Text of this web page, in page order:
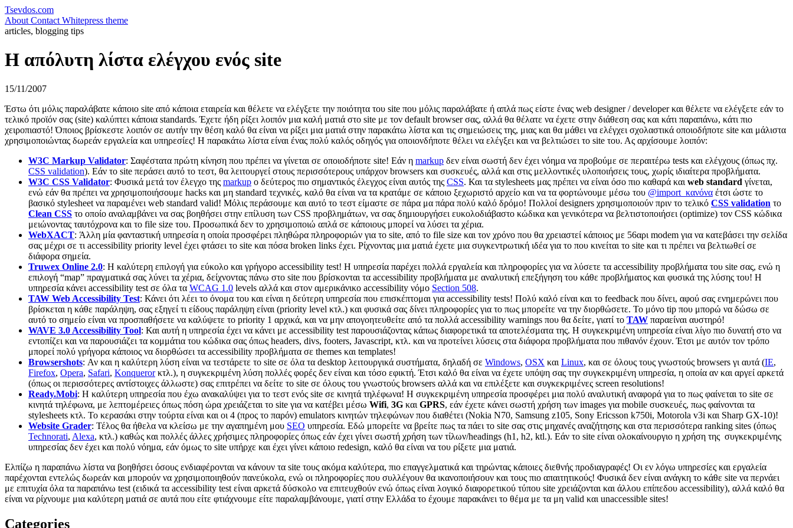
Tsevdos.com
About Contact Whitepress theme
articles, blogging tips
Η απόλυτη λίστα ελέγχου ενός site
15/11/2007
Έστω ότι μόλις παραλάβατε κάποιο site από κάποια εταιρεία και θέλετε να ελέγξετε την ποιότητα του site που μόλις παραλάβατε ή απλά πως είστε ένας web designer / developer και θέλετε να ελέγξετε εάν το
τελικό προϊόν σας (site) καλύπτει κάποια standards. Έχετε ήδη ρίξει λοιπόν μια καλή ματιά στο site με τον default browser σας, αλλά θα θέλατε να έχετε στην διάθεση σας και κάτι παραπάνω, κάτι πιο
χειροπιαστό! Όποιος βρίσκεστε λοιπόν σε αυτήν την θέση καλό θα είναι να ρίξει μια ματιά στην παρακάτω λίστα και τις σημειώσεις της, μιας και θα μάθει να ελέγχει σχολαστικά οποιοδήποτε site και μάλιστα
χρησιμοποιώντας δωρεάν εργαλεία και υπηρεσίες! Η παρακάτω λίστα είναι ένας πολύ καλός οδηγός για οποιονδήποτε θέλει να ελέγξει και να βελτιώσει το site του. Ας αρχίσουμε λοιπόν:
W3C Markup Validator: Σαφέστατα πρώτη κίνηση που πρέπει να γίνεται σε οποιοδήποτε site! Εάν η markup δεν είναι σωστή δεν έχει νόημα να προβούμε σε περαιτέρω tests και ελέγχους (όπως πχ.
CSS validation). Εάν το site περάσει αυτό το τεστ, θα λειτουργεί στους περισσότερους υπάρχον browsers και συσκευές, αλλά και στις μελλοντικές υλοποιήσεις τους, χωρίς ιδιαίτερα προβλήματα.
W3C CSS Validator: Φυσικά μετά τον έλεγχο της markup ο δεύτερος πιο σημαντικός έλεγχος είναι αυτός της CSS. Και τα stylesheets μας πρέπει να είναι όσο πιο καθαρά και web standard γίνεται,
ενώ εάν θα πρέπει να χρησιμοποιήσουμε hacks και μη standard τεχνικές, καλό θα είναι να τα κρατάμε σε κάποιο ξεχωριστό αρχείο και να τα φορτώνουμε μέσω του @import κανόνα έτσι ώστε το
βασικό stylesheet να παραμένει web standard valid! Μόλις περάσουμε και αυτό το τεστ είμαστε σε πάρα μα πάρα πολύ καλό δρόμο! Πολλοί designers χρησιμοποιούν πριν το τελικό CSS validation το
Clean CSS το οποίο αναλαμβάνει να σας βοηθήσει στην επίλυση των CSS προβλημάτων, να σας δημιουργήσει ευκολοδιάβαστο κώδικα και γενικότερα να βελτιστοποιήσει (optimize) τον CSS κώδικα
μειώνοντας ταυτόχρονα και το file size του. Προσωπικά δεν το χρησιμοποιώ απλά σε κάποιους μπορεί να λύσει τα χέρια.
WebXACT: Άλλη μία φανταστική υπηρεσία η οποία προσφέρει πληθώρα πληροφοριών για το site, από το file size και τον χρόνο που θα χρειαστεί κάποιος με 56αρι modem για να κατεβάσει την σελίδα
σας μέχρι σε τι accessibility priority level έχει φτάσει το site και πόσα broken links έχει. Ρίχνοντας μια ματιά έχετε μια συγκεντρωτική ιδέα για το που κινείται το site και τι πρέπει να βελτιωθεί σε
διάφορα σημεία.
Truwex Online 2.0: Η καλύτερη επιλογή για εύκολο και γρήγορο accessibility test! Η υπηρεσία παρέχει πολλά εργαλεία και πληροφορίες για να λύσετε τα accessibility προβλήματα του site σας, ενώ η
επιλογή “map” πραγματικά σας λύνει τα χέρια, δείχνοντας πάνω στο site που βρίσκονται τα accessibility προβλήματα με αναλυτική επεξήγηση του κάθε προβλήματος και φυσικά της λύσης του! Η
υπηρεσία κάνει accessibility test σε όλα τα WCAG 1.0 levels αλλά και στον αμερικάνικο accessibility νόμο Section 508.
TAW Web Accessibility Test: Κάνει ότι λέει το όνομα του και είναι η δεύτερη υπηρεσία που επισκέπτομαι για accessibility tests! Πολύ καλό είναι και το feedback που δίνει, αφού σας ενημερώνει που
βρίσκεται η κάθε παράληψη, σας εξηγεί τι είδους παράληψη είναι (priority level κτλ.) και φυσικά σας δίνει πληροφορίες για το πως μπορείτε να την διορθώσετε. Το μόνο tip που μπορώ να δώσω σε
αυτό το σημείο είναι να προσπαθήσετε να καλύψετε το priority 1 αρχικά, και να μην απογοητευθείτε από τα πολλά accessibility warnings που θα δείτε, γιατί το TAW παραείναι αυστηρό!
WAVE 3.0 Accessibility Tool: Και αυτή η υπηρεσία έχει να κάνει με accessibility test παρουσιάζοντας κάπως διαφορετικά τα αποτελέσματα της. Η συγκεκριμένη υπηρεσία είναι λίγο πιο δυνατή στο να
εντοπίζει και να παρουσιάζει τα κομμάτια του κώδικα σας όπως headers, divs, footers, Javascript, κτλ. και να προτείνει λύσεις στα διάφορα προβλήματα που πιθανόν έχουν. Έτσι με αυτόν τον τρόπο
μπορεί πολύ γρήγορα κάποιος να διορθώσει τα accessibility προβλήματα σε themes και templates!
Browsershots: Αν και η καλύτερη λύση είναι να τεστάρετε το site σε όλα τα desktop λειτουργικά συστήματα, δηλαδή σε Windows, OSX και Linux, και σε όλους τους γνωστούς browsers γι αυτά (IE,
Firefox, Opera, Safari, Konquerorκτλ.), η συγκεκριμένη λύση πολλές φορές δεν είναι και τόσο εφικτή. Έτσι καλό θα είναι να έχετε υπόψη σας την συγκεκριμένη υπηρεσία, η οποία αν και αργεί αρκετά
(όπως οι περισσότερες αντίστοιχες άλλωστε) σας επιτρέπει να δείτε το site σε όλους του γνωστούς browsers αλλά και να επιλέξετε και συγκεκριμένες screen resolutions!
Ready.Mobi: H καλύτερη υπηρεσία που έχω ανακαλύψει για το τεστ ενός site σε κινητά τηλέφωνα! Η συγκεκριμένη υπηρεσία προσφέρει μια πολύ αναλυτική αναφορά για το πως φαίνεται το site σε
κινητά τηλέφωνα, με λεπτομέρειες όπως πόση ώρα χρειάζεται το site για να κατέβει μέσω Wifi, 3G και GPRS, εάν έχετε κάνει σωστή χρήση των images για mobile συσκευές, πως φαίνονται τα
stylesheets κτλ. Το κερασάκι στην τούρτα είναι και οι 4 (προς το παρόν) emulators κινητών τηλεφώνων που διαθέτει (Nokia N70, Samsung z105, Sony Ericsson k750i, Motorola v3i και Sharp GX-10)!
Website Grader: Τέλος θα ήθελα να κλείσω με την αγαπημένη μου SEO υπηρεσία. Εδώ μπορείτε να βρείτε πως τα πάει το site σας στις μηχανές αναζήτησης και στα περισσότερα ranking sites (όπως
Technorati, Alexa, κτλ.) καθώς και πολλές άλλες χρήσιμες πληροφορίες όπως εάν έχει γίνει σωστή χρήση των τίλων/headings (h1, h2, ktl.). Εάν το site είναι ολοκαίνουργιο η χρήση της συγκεκριμένης
υπηρεσίας δεν έχει και πολύ νόημα, εάν όμως το site υπήρχε και έχει γίνει κάποιο redesign, καλό θα είναι να του ρίξετε μια ματιά.
Ελπίζω η παραπάνω λίστα να βοηθήσει όσους ενδιαφέρονται να κάνουν τα site τους ακόμα καλύτερα, πιο επαγγελματικά και τηρώντας κάποιες διεθνής προδιαγραφές! Οι εν λόγω υπηρεσίες και εργαλεία
παρέχονται εντελώς δωρεάν και μπορούν να χρησιμοποιηθούν πανεύκολα, ενώ οι πληροφορίες που συλλέγουν θα ικανοποιήσουν και τους πιο απαιτητικούς! Φυσικά δεν είναι ανάγκη το κάθε site να περνάει
με επιτυχία όλα τα παραπάνω test (ειδικά τα accessibility test είναι αρκετά δύσκολο να επιτευχθούν ενώ όπως είναι λογικό διαφορετικού τύπου site χρειάζονται και άλλου επίπεδου accessibility), αλλά καλό θα
είναι να ρίχνουμε μια καλύτερη ματιά σε αυτά που είτε φτιάχνουμε είτε παραλαμβάνουμε, γιατί στην Ελλάδα το έχουμε παρακάνει το θέμα με τα μη valid και unaccessible sites!
Categories